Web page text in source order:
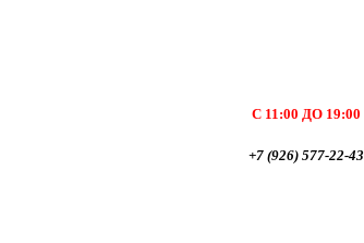
С 11:00 ДО 19:00
+7 (926) 577-22-43